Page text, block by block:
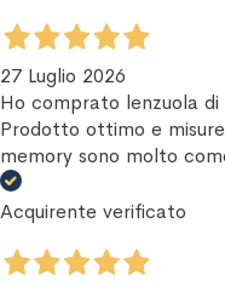
27 Luglio 2026
Ho comprato lenzuola
Prodotto ottimo e
memory sono molto
Acquirente verificato